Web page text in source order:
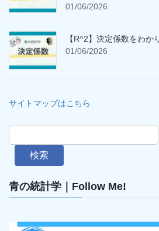
01/06/2026
【R^2】決定係数をわか
01/06/2026
サイトマップはこちら
検索
青の統計学｜Follow Me!